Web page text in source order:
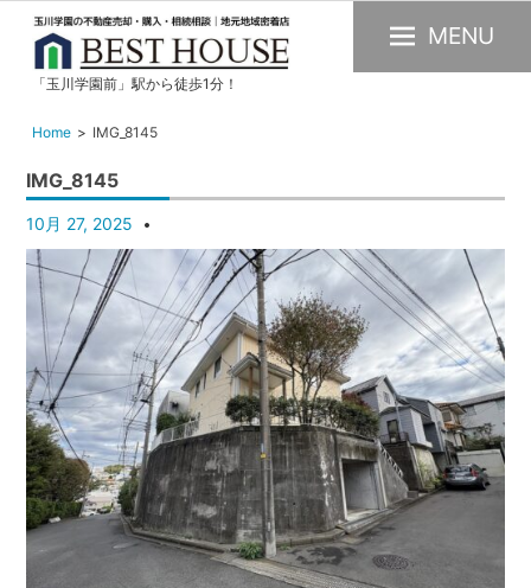
玉
川
園
の
不
動
産
購
入・
売
却・
賃
貸・
管
「玉川学園前」駅から徒歩1分！
MENU
Home IMG_8145
IMG_8145
10月 27, 2025